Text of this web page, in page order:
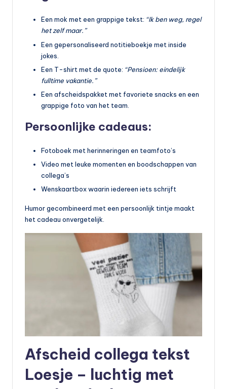
Een mok met een grappige tekst: “Ik ben weg, regel
het zelf maar.”
Een gepersonaliseerd notitieboekje met inside
jokes.
Een T-shirt met de quote: “Pensioen: eindelijk
fulltime vakantie.”
Een afscheidspakket met favoriete snacks en een
grappige foto van het team.
Persoonlijke cadeaus:
Fotoboek met herinneringen en teamfoto’s
Video met leuke momenten en boodschappen van
collega’s
Wenskaartbox waarin iedereen iets schrijft
Humor gecombineerd met een persoonlijk tintje maakt
het cadeau onvergetelijk.
Afscheid collega tekst
Loesje – luchtig met